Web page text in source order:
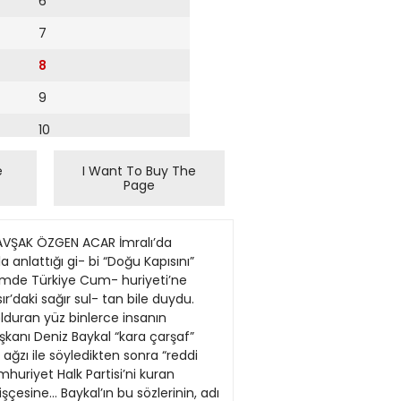
7
8
9
10
14
16
17
18
I Want To Buy The
Page
oluşan jüri tarafından, ödül ve mansiyon almaya hak kazanan projeler belirlendi. Ödül Kazanan Proje Ekipleri 1.lik Ödülü Koray VELİBEYOĞLU, Şehir Plancısı (ekip temsilcisi) ; Rabia BOLPOSTA, Şehir Plancısı Ahmet Kıvanç KUTLUCA, Şehir Plancısı; Uğur BOZKURT, Şehir Plancısı Gülnur VURUŞKAN, Şehir Plancısı; Murat ÇEVİKAYAK, Mimar; Arzu Uçal ŞENGEL, Peyzaj Mimarı Sema ERTUĞRUL, Ziraat Mühendisi; Hasibe VELİBEYOĞLU,danışman, Şehir Plancısı Gökhan ÇAM, danışman, İhracat Uzmanı; Hamidreza YAZDANİ, yardımcı, Şehir Planlama Öğrencisi 2.lik Ödülü Pınar GÖKBAYRAK, Mimar (ekip temsilcisi); Ali ERAY, Mimar; Burçin YILDIRIM, Mimar Can OKMAN, Şehir Plancısı; Mehmet Yunus RONA, Peyzaj Mimarı; Önder YILMAZ, Ziraat Mühendisi N. Dilek Ayman RODRİGUE, danışman, Mimar; Levent KOÇ, danışman, Şehir Plancısı Ömer KANIPAK, danışman Mimar 3.lik Ödülü Öget Nevin CÖCEN, Mimar (ekip temsilcisi); Burçak İŞÇİ, Ziraat Mühendisi Nida Kamil ÖZBOLAT, Şehir Plancısı; Eti Benvenişte ATTİAS, Peyzaj Mimarı Mansiyon Kazanan Proje Ekipleri • Mehmet Nazım ÖZER, Şehir Plancısı, (ekip temsilcisi); Emrah SÖYLEMEZ, Şehir Plancısı Gökhan YUSUFBEYOĞLU, Ziraat Mühendisi; Nihat EYİCE, Mimar; M. Can SAYAN, Peyzaj Mimarı Gamze ÖZER, danışman, Şehir Plancısı; Özen ABANOZ, danışman, Mimar Şenol ALPASLAN, danışman, Şehir Plancısı • Ömer GÜLKAL, Peyzaj Mimarı, (ekip temsilcisi); Ergin BOZKURT, Şehir Plancısı Ümit Gökhan ÇİÇEK, Mimar; Mehmet TÜREMEN, Ziraat Mühendisi • Rivka Geron SCHILD, Mimar (ekip temsilcisi); Mustafa Batu KEPEKÇİOĞLU, Mimar Azime TEZER, Şehir Plancısı; İlke AKŞEHİRLİ, Peyzaj Mimarı Hakan Ozan ERZİNCANLI, Ziraat Mühendisi; Emre TEPE, Şehir Plancısı Mete Başar BAYPINAR, Şehir Plancısı • Murat Z. MEMLÜK, Peyzaj Mimarı (ekip temsilcisi); Murat BEKTAŞ, Peyzaj Mimarı N. Günizi MEMLÜK, Mimar; Özge ÖZDEMİR, Peyzaj Mimarı; Burçak ÜZEL, Şehir plancısı Yener ATASEVEN, Ziraat Mühendisi; Yalçın Demir MEMLÜK, danışman, Peyzaj Mimarı Özlem BEKTAŞ, danışman, Biyolog; Dudu Dişle MEMLÜ